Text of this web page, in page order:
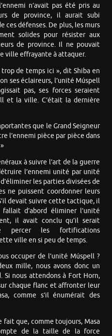
n’avait pas été pris au
de province, il aurait subi
ces défenses. De plus, les murs
solides pour résister aux
de province. Il ne pouvait
ville effrayante à attaquer.
de temps ici », dit Shiba en
ses éclaireurs, l’unité Múspell
pas, ses forces seraient
et la ville. C’était la dernière
que le Grand Seigneur
l’ennemi pièce par pièce dans
à suivre l’art de la guerre
l’ennemi unité par unité
les parties divisées de
ne puissent coordonner leurs
devait suivre cette tactique, il
d’abord éliminer l’unité
il avait conclu qu’il serait
percer les fortifications
ville en si peu de temps.
occuper de l’unité Múspell ?
mille, nous avons donc un
Si nous attendons à Fort Horn,
chaque flanc et affronter leur
comme s’il énumérait des
fait que, comme toujours, Masa
de la taille de la force